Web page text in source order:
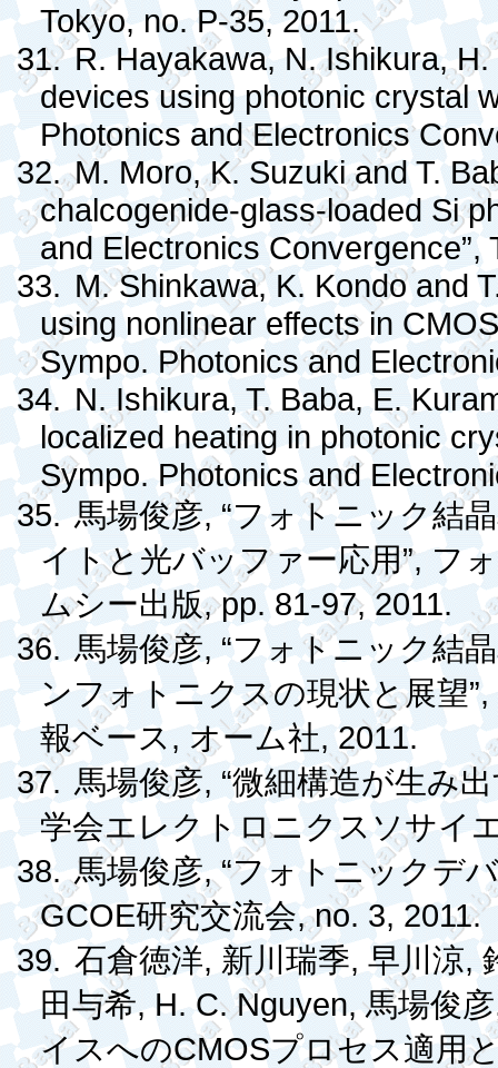
Tokyo, no. P-35, 2011.
31. R. Hayakawa, N. Ishikura,
devices using photonic crystal
Photonics and Electronics
32. M. Moro, K. Suzuki and T.
chalcogenide-glass-loaded Si
and Electronics Convergence”,
33. M. Shinkawa, K. Kondo and
using nonlinear effects in
Sympo. Photonics and
34. N. Ishikura, T. Baba, E.
localized heating in photonic
Sympo. Photonics and
35. 馬場俊彦, “フォトニック結
イトと光バッファー応用”,フ
ムシー出版, pp. 81-97, 2011.
36. 馬場俊彦, “フォトニック結
ンフォトニクスの現状と展望”,
報ベース,オーム社, 2011.
37. 馬場俊彦, “微細構造が生み
学会エレクトロニクスソサイ
38. 馬場俊彦, “フォトニックデ
GCOE研究交流会, no. 3, 2011.
39. 石倉徳洋, 新川瑞季,早川涼,
田与希, H. C. Nguyen,馬場俊彦
イスへのCMOSプロセス適用